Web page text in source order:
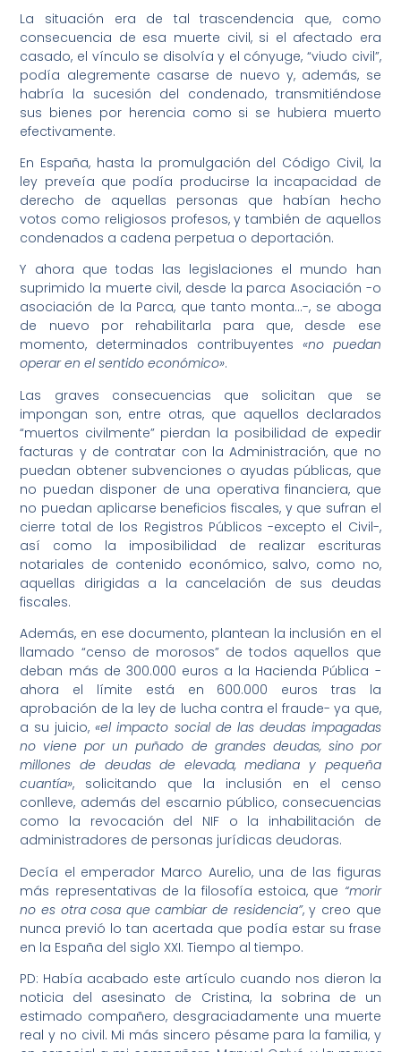
La situación era de tal trascendencia que, como
consecuencia de esa muerte civil, si el afectado era
casado, el vínculo se disolvía y el cónyuge, “viudo civil”,
podía alegremente casarse de nuevo y, además, se
habría la sucesión del condenado, transmitiéndose
sus bienes por herencia como si se hubiera muerto
efectivamente.
En España, hasta la promulgación del Código Civil, la
ley preveía que podía producirse la incapacidad de
derecho de aquellas personas que habían hecho
votos como religiosos profesos, y también de aquellos
condenados a cadena perpetua o deportación.
Y ahora que todas las legislaciones el mundo han
suprimido la muerte civil, desde la parca Asociación -o
asociación de la Parca, que tanto monta…-, se aboga
de nuevo por rehabilitarla para que, desde ese
momento, determinados contribuyentes «no puedan
operar en el sentido económico».
Las graves consecuencias que solicitan que se
impongan son, entre otras, que aquellos declarados
“muertos civilmente” pierdan la posibilidad de expedir
facturas y de contratar con la Administración, que no
puedan obtener subvenciones o ayudas públicas, que
no puedan disponer de una operativa financiera, que
no puedan aplicarse beneficios fiscales, y que sufran el
cierre total de los Registros Públicos -excepto el Civil-,
así como la imposibilidad de realizar escrituras
notariales de contenido económico, salvo, como no,
aquellas dirigidas a la cancelación de sus deudas
fiscales.
Además, en ese documento, plantean la inclusión en el
llamado “censo de morosos” de todos aquellos que
deban más de 300.000 euros a la Hacienda Pública -
ahora el límite está en 600.000 euros tras la
aprobación de la ley de lucha contra el fraude- ya que,
a su juicio,«el impacto social de las deudas impagadas
no viene por un puñado de grandes deudas, sino por
millones de deudas de elevada, mediana y pequeña
cuantía», solicitando que la inclusión en el censo
conlleve, además del escarnio público, consecuencias
como la revocación del NIF o la inhabilitación de
administradores de personas jurídicas deudoras.
Decía el emperador Marco Aurelio, una de las figuras
más representativas de la filosofía estoica, que “morir
no es otra cosa que cambiar de residencia”, y creo que
nunca previó lo tan acertada que podía estar su frase
en la España del siglo XXI. Tiempo al tiempo.
PD: Había acabado este artículo cuando nos dieron la
noticia del asesinato de Cristina, la sobrina de un
estimado compañero, desgraciadamente una muerte
real y no civil. Mi más sincero pésame para la familia, y